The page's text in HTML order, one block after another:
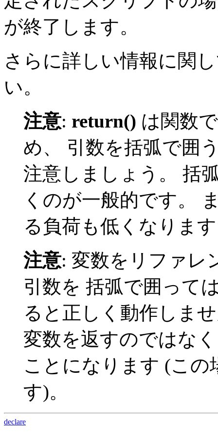
が終了します。
さらに詳しい情報に関
い。
注意: return() は関数
め、 引数を括弧で囲
注意しましょう。 括
くのが一般的です。
る負荷も低くなりま
注意: 変数をリファレ
引数を 括弧で囲って
ると正しく動作しま
変数を返すのではな
ことになります (こ
す)。
declare